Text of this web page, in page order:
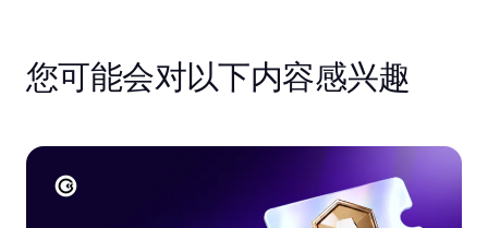
您可能会对以下内容感兴趣